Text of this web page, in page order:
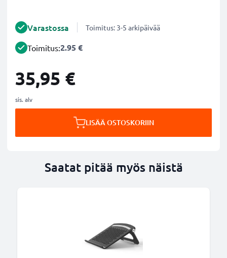
Varastossa Toimitus: 3-5 arkipäivää
Toimitus:2.95 €
35,95 €
sis. alv
LISÄÄ OSTOSKORIIN
Saatat pitää myös näistä